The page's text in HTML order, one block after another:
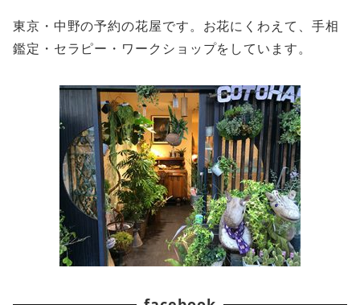
ー
シ
東京・中野の予約の花屋です。お花にくわえて、手相
鑑定・セラピー・ワークショップをしています。